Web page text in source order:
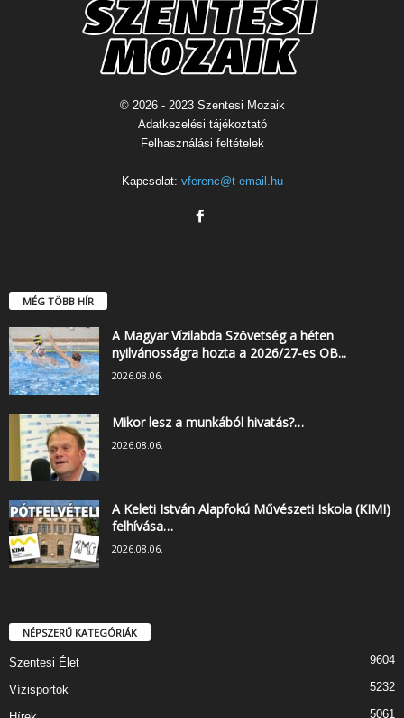
© 2026 - 2023 Szentesi Mozaik
Adatkezelési tájékoztató
Felhasználási feltételek
Kapcsolat: vferenc@t-email.hu
MÉG TÖBB HÍR
A Magyar Vízilabda Szövetség a héten
nyilvánosságra hozta a 2026/27-es OB...
2026.08.06.
Mikor lesz a munkából hivatás?…
2026.08.06.
A Keleti István Alapfokú Művészeti Iskola (KIMI)
felhívása…
2026.08.06.
NÉPSZERŰ KATEGÓRIÁK
Szentesi Élet 9604
Vízisportok 5232
5061